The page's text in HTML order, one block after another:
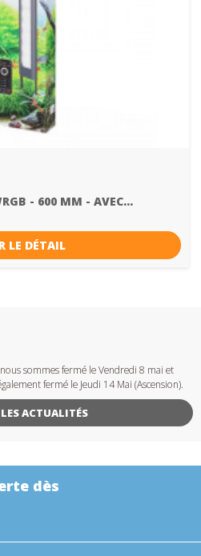
- 600 MM - AVEC...
LE DÉTAIL
sommes fermé le Vendredi 8 mai et
fermé le Jeudi 14 Mai (Ascension).
ACTUALITÉS
dès